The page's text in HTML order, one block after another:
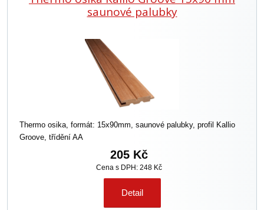
saunové palubky
Thermo osika, formát: 15x90mm, saunové palubky, profil Kallio
Groove, třídění AA
205 Kč
Cena s DPH: 248 Kč
Detail